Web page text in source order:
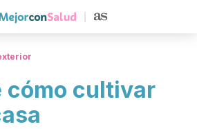
cómo cultivar